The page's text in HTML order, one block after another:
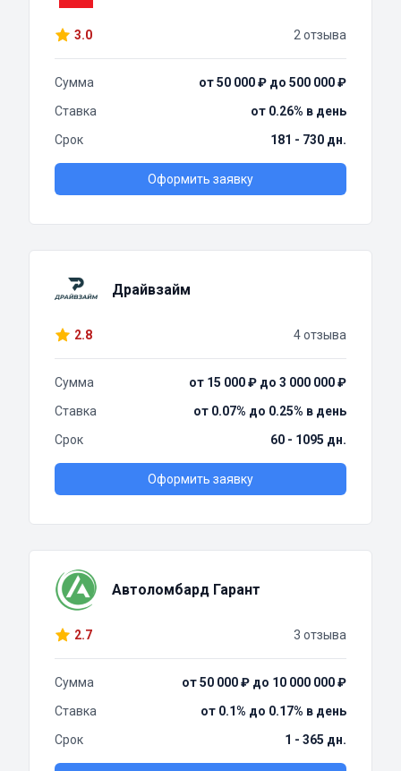
3.0 2 отзыва
Сумма
от 50 000 ₽ до 500 000 ₽
Ставка
от 0.26% в день
Срок
181 - 730 дн.
Оформить заявку
Драйвзайм
2.8 4 отзыва
Сумма
от 15 000 ₽ до 3 000 000 ₽
Ставка
от 0.07% до 0.25% в день
Срок
60 - 1095 дн.
Оформить заявку
Автоломбард Гарант
2.7 3 отзыва
Сумма
от 50 000 ₽ до 10 000 000 ₽
Ставка
от 0.1% до 0.17% в день
Срок
1 - 365 дн.